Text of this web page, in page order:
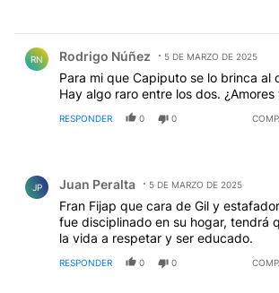
RN Rodrigo Núñez 5 DE MARZO DE 2025
Para mi que Capiputo se lo brinca al
Hay algo raro entre los dos.
RESPONDER 0 0
JP Juan Peralta 5 DE MARZO DE 2025
Fran Fijap que cara de Gil y
fue disciplinado en su hogar, tendrá
la vida a respetar y ser educado.
RESPONDER 0 0